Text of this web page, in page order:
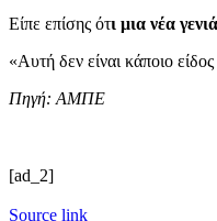
Είπε επίσης ότι μια νέα
«Αυτή δεν είναι κάποιο
Πηγή: ΑΜΠΕ
[ad_2]
Source link